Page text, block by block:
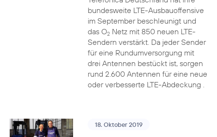
bundesweite LTE-Ausbauoffensive
im September beschleunigt und
das O2Netz mit 850 neuen LTE-
Sendern verstärkt. Da jeder Sender
für eine Rundumversorgung mit
drei Antennen bestückt ist, sorgen
rund 2.600 Antennen für eine neue
oder verbesserte LTE-Abdeckung .
18. Oktober 2019